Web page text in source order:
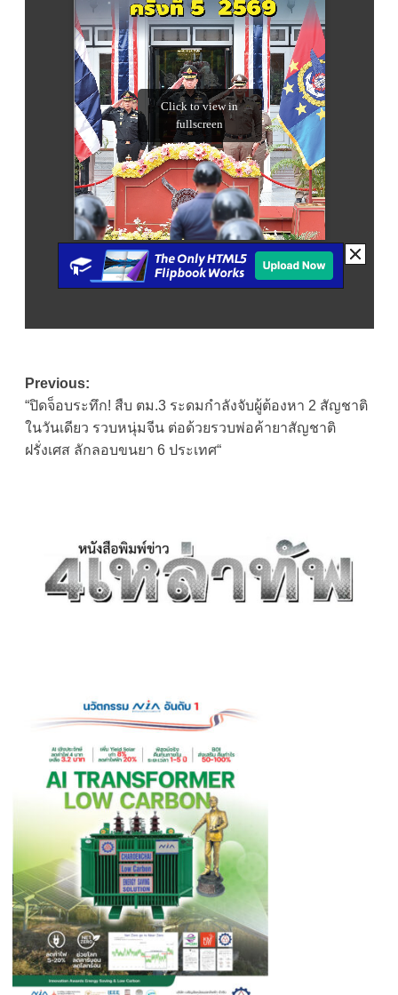
Post
navigation
Previous:
“ปิดจ็อบระทึก! สืบ ตม.3 ระดมกำลังจับผู้ต้องหา 2 สัญชาติ
ในวันเดียว รวบหนุ่มจีน ต่อด้วยรวบพ่อค้ายาสัญชาติ
ฝรั่งเศส ลักลอบขนยา 6 ประเทศ“